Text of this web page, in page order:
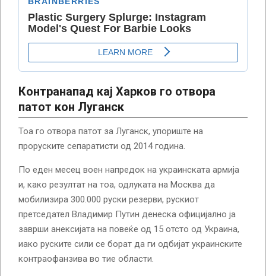
Контранапад кај Харков го отвора
патот кон Луганск
Тоа го отвора патот за Луганск, упориште на
проруските сепаратисти од 2014 година.
По еден месец воен напредок на украинската армија
и, како резултат на тоа, одлуката на Москва да
мобилизира 300.000 руски резерви, рускиот
претседател Владимир Путин денеска официјално ја
заврши анексијата на повеќе од 15 отсто од Украина,
иако руските сили се борат да ги одбијат украинските
контраофанзива во тие области.